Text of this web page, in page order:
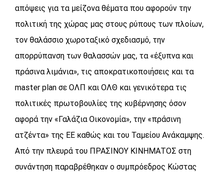
απόψεις για τα μείζονα θέματα που αφορούν την
πολιτική της χώρας μας στους ρύπους των πλοίων,
τον θαλάσσιο χωροταξικό σχεδιασμό, την
απορρύπανση των θαλασσών μας, τα «έξυπνα και
πράσινα λιμάνια», τις αποκρατικοποιήσεις και τα
master plan σε ΟΛΠ και ΟΛΘ και γενικότερα τις
πολιτικές πρωτοβουλίες της κυβέρνησης όσον
αφορά την «Γαλάζια Οικονομία», την «πράσινη
ατζέντα» της ΕΕ καθώς και του Ταμείου Ανάκαμψης.
Από την πλευρά του ΠΡΑΣΙΝΟΥ ΚΙΝΗΜΑΤΟΣ στη
συνάντηση παραβρέθηκαν ο συμπρόεδρος Κώστας